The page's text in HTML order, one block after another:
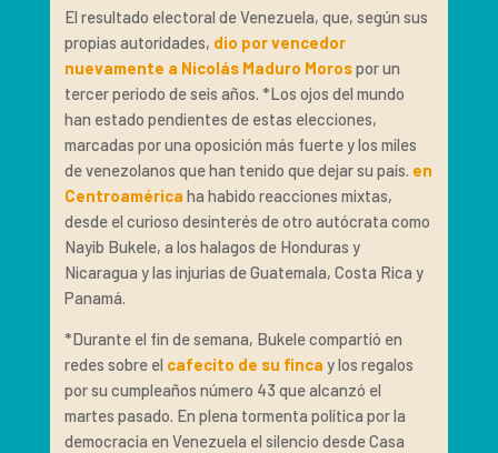
El resultado electoral de Venezuela, que, según sus
propias autoridades, dio por vencedor
nuevamente a Nicolás Maduro Morospor un
tercer periodo de seis años. *Los ojos del mundo
han estado pendientes de estas elecciones,
marcadas por una oposición más fuerte y los miles
de venezolanos que han tenido que dejar su país. en
Centroamérica ha habido reacciones mixtas,
desde el curioso desinterés de otro autócrata como
Nayib Bukele, a los halagos de Honduras y
Nicaragua y las injurias de Guatemala, Costa Rica y
Panamá.
*Durante el fin de semana, Bukele compartió en
redes sobre el cafecito de su finca y los regalos
por su cumpleaños número 43 que alcanzó el
martes pasado. En plena tormenta política por la
democracia en Venezuela el silencio desde Casa